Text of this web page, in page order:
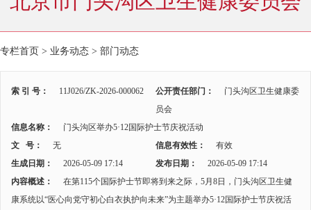
专栏首页 > 业务动态 > 部门动态
索 引 号： 11J026/ZK-2026-000062 公开责任部门：
门头沟区卫生健康委
员会
信息名称：
门头沟区举办5·12国际护士节庆祝活动
文 号：
无 信息有效性：
有效
生成日期：
2026-05-09 17:14 发布日期：
2026-05-09 17:14
内容概述：
在第115个国际护士节即将到来之际，5月8日，门头沟区卫生健
康系统以“医心向党守初心白衣执护向未来”为主题举办5·12国际护士节庆祝活